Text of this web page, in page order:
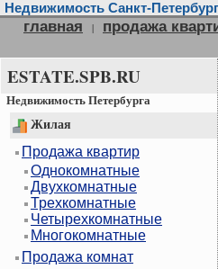
Недвижимость Санкт-
главная | продажа
ESTATE.SPB.RU
Недвижимость Петербурга
Жилая
Продажа квартир
Однокомнатные
Двухкомнатные
Трехкомнатные
Четырехкомнатные
Многокомнатные
Продажа комнат